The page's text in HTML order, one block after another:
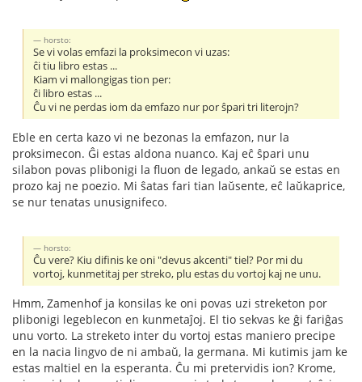
horsto:
Se vi volas emfazi la proksimecon vi uzas:
ĉi tiu libro estas ...
Kiam vi mallongigas tion per:
ĉi libro estas ...
Ĉu vi ne perdas iom da emfazo nur por ŝpari tri literojn?
Eble en certa kazo vi ne bezonas la emfazon, nur la
proksimecon. Ĝi estas aldona nuanco. Kaj eĉ ŝpari unu
silabon povas plibonigi la fluon de legado, ankaŭ se estas en
prozo kaj ne poezio. Mi ŝatas fari tian laŭsente, eĉ laŭkaprice,
se nur tenatas unusignifeco.
horsto:
Ĉu vere? Kiu difinis ke oni "devus akcenti" tiel? Por mi du
vortoj, kunmetitaj per streko, plu estas du vortoj kaj ne unu.
Hmm, Zamenhof ja konsilas ke oni povas uzi streketon por
plibonigi legeblecon en kunmetaĵoj. El tio sekvas ke ĝi fariĝas
unu vorto. La streketo inter du vortoj estas maniero precipe
en la nacia lingvo de ni ambaŭ, la germana. Mi kutimis jam ke
estas maltiel en la esperanta. Ĉu mi pretervidis ion? Krome,